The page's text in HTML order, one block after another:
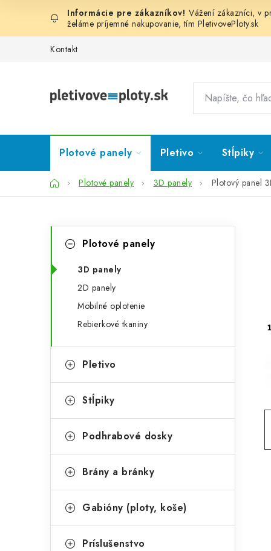
obsah
Vážení zákazníci, v
želáme príjemné nakupovanie, tím PletivovePloty.sk
Kontakt
Plotové panely Pletivo Stĺpiky
DomovPlotové panely 3D panely Plotový panel
o
č
p
a
e
kategórie
t
i
Plotové panely
3D panely
2D panely
Mobilné oplotenie
Rebierkové tkaniny
Pletivo
Stĺpiky
Podhrabové dosky
Brány a bránky
Gabióny (ploty, koše)
Príslušenstvo